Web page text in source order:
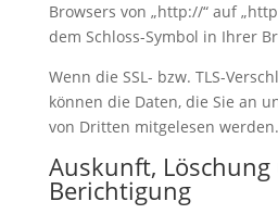
Browsers von „http://“ auf
dem Schloss-Symbol in Ihrer
Wenn die SSL- bzw. TLS-
können die Daten, die Sie an
von Dritten mitgelesen werden.
Auskunft, Löschung
Berichtigung